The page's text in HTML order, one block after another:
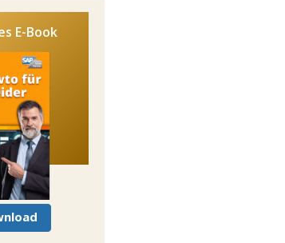
E-Book